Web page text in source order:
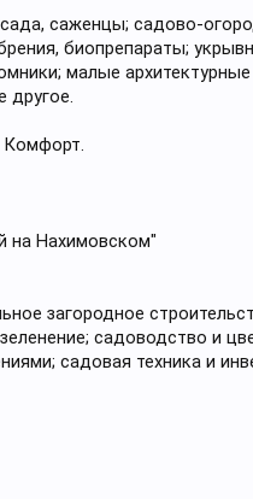
саженцы; садово-
биопрепараты;
малые
другое.
Комфорт.
на Нахимовском"
загородное
садоводство и
садовая техника и